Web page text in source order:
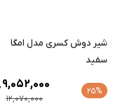
شیر دوش کسری مدل امگا
12,070,000
9,052,000